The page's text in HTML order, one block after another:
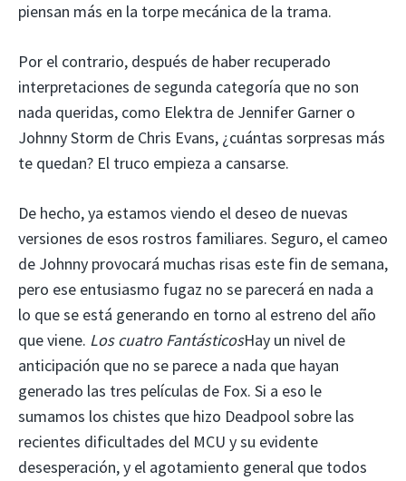
piensan más en la torpe mecánica de la trama.
Por el contrario, después de haber recuperado
interpretaciones de segunda categoría que no son
nada queridas, como Elektra de Jennifer Garner o
Johnny Storm de Chris Evans, ¿cuántas sorpresas más
te quedan? El truco empieza a cansarse.
De hecho, ya estamos viendo el deseo de nuevas
versiones de esos rostros familiares. Seguro, el cameo
de Johnny provocará muchas risas este fin de semana,
pero ese entusiasmo fugaz no se parecerá en nada a
lo que se está generando en torno al estreno del año
que viene. Los cuatro FantásticosHay un nivel de
anticipación que no se parece a nada que hayan
generado las tres películas de Fox. Si a eso le
sumamos los chistes que hizo Deadpool sobre las
recientes dificultades del MCU y su evidente
desesperación, y el agotamiento general que todos